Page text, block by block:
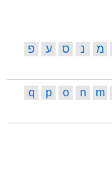
מ נ ס ע
פ
m
n
o
p
q